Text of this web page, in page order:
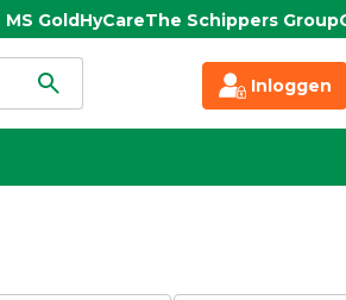
MS GoldHyCareThe Schippers Group
Inloggen